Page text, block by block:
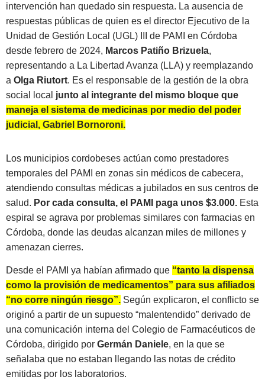
intervención han quedado sin respuesta. La ausencia de
respuestas públicas de quien es el director Ejecutivo de la
Unidad de Gestión Local (UGL) III de PAMI en Córdoba
desde febrero de 2024, Marcos Patiño Brizuela,
representando a La Libertad Avanza (LLA) y reemplazando
a Olga Riutort. Es el responsable de la gestión de la obra
social local junto al integrante del mismo bloque que
maneja el sistema de medicinas por medio del poder
judicial, Gabriel Bornoroni.
Los municipios cordobeses actúan como prestadores
temporales del PAMI en zonas sin médicos de cabecera,
atendiendo consultas médicas a jubilados en sus centros de
salud. Por cada consulta, el PAMI paga unos $3.000. Esta
espiral se agrava por problemas similares con farmacias en
Córdoba, donde las deudas alcanzan miles de millones y
amenazan cierres.
Desde el PAMI ya habían afirmado que “tanto la dispensa
como la provisión de medicamentos” para sus afiliados
“no corre ningún riesgo”. Según explicaron, el conflicto se
originó a partir de un supuesto “malentendido” derivado de
una comunicación interna del Colegio de Farmacéuticos de
Córdoba, dirigido por Germán Daniele, en la que se
señalaba que no estaban llegando las notas de crédito
emitidas por los laboratorios.